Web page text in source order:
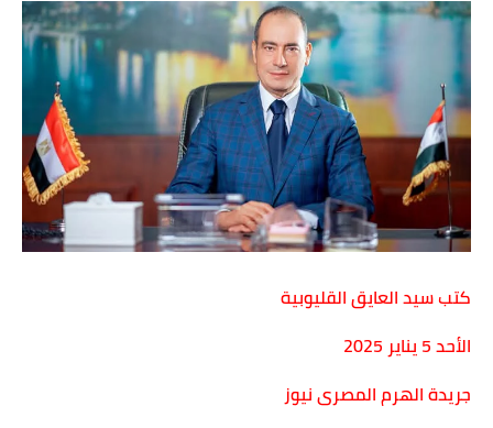
كتب سيد العايق القليوبية
الأحد 5 يناير 2025
جريدة الهرم المصرى نيوز